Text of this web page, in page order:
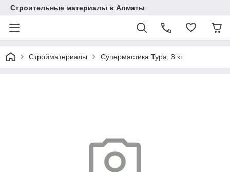
Строительные материалы в Алматы
Стройматериалы Cупермастика Тура, 3 кг